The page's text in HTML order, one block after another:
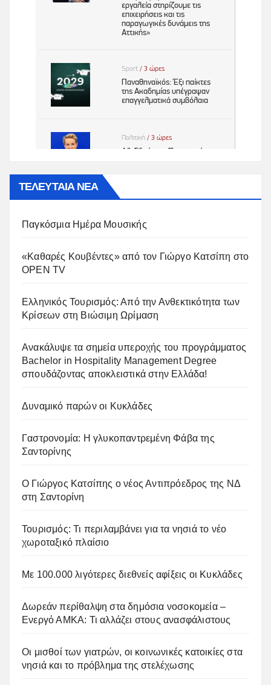
ΤΕΛΕΥΤΑΙΑ ΝΕΑ
Παγκόσμια Ημέρα Μουσικής
«Καθαρές Κουβέντες» από τον Γιώργο Κατσίπη στο
OPEN TV
Ελληνικός Τουρισμός: Από την Ανθεκτικότητα των
Κρίσεων στη Βιώσιμη Ωρίμαση
Ανακάλυψε τα σημεία υπεροχής του προγράμματος
Bachelor in Hospitality Management Degree
σπουδάζοντας αποκλειστικά στην Ελλάδα!
Δυναμικό παρών οι Κυκλάδες
Γαστρονομία: Η γλυκοπαντρεμένη Φάβα της
Σαντορίνης
Ο Γιώργος Κατσίπης ο νέος Αντιπρόεδρος της ΝΔ
στη Σαντορίνη
Τουρισμός: Τι περιλαμβάνει για τα νησιά το νέο
χωροταξικό πλαίσιο
Με 100.000 λιγότερες διεθνείς αφίξεις οι Κυκλάδες
Δωρεάν περίθαλψη στα δημόσια νοσοκομεία –
Ενεργό ΑΜΚΑ: Τι αλλάζει στους ανασφάλιστους
Οι μισθοί των γιατρών, οι κοινωνικές κατοικίες στα
νησιά και το πρόβλημα της στελέχωσης